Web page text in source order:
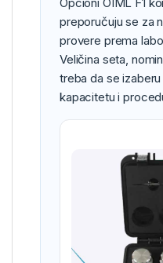
preporučuju se za
provere prema
Veličina seta,
treba da se
kapacitetu i